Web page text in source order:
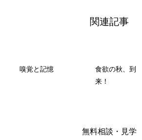
関連記事
嗅覚と記憶
食欲の秋、到
来！
無料相談・見学